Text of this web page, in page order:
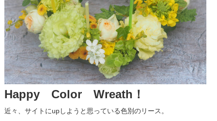
Happy Color Wreath！
近々、サイトにupしようと思っている色別のリース。